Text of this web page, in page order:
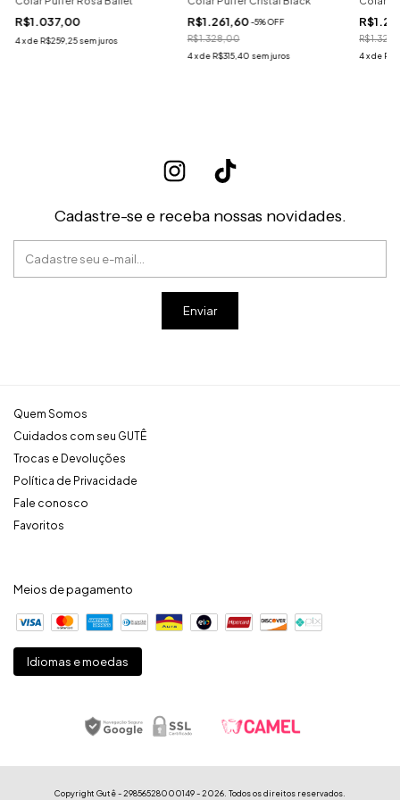
R$1.037,00
4xdeR$259,25sem juros
R$1.261,60-5%OFF
R$1.328,00
4xdeR$315,40 sem juros 4xde
Cadastre-se e receba nossas novidades.
Quem Somos
Cuidados com seu GUTÊ
Trocas e Devoluções
Política de Privacidade
Fale conosco
Favoritos
Meios de pagamento
Idiomas e moedas
Copyright Gutê - 29856528000149 - 2026. Todos os direitos reservados.